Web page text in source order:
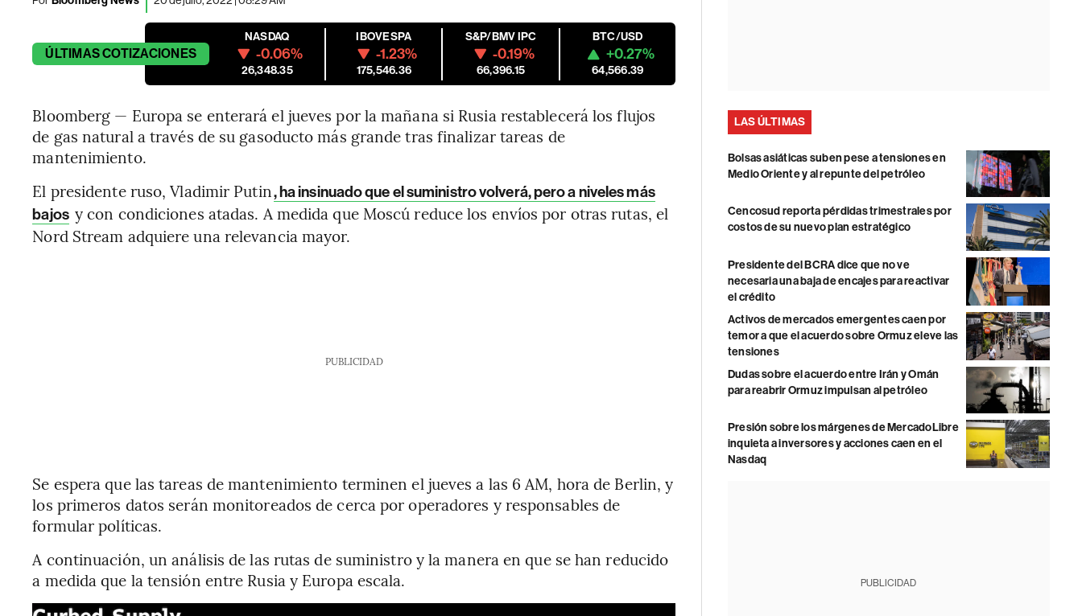
ÚLTIMASCOTIZACIONES
NASDAQ
-0.06%
26,348.35
IBOVESPA
-1.23%
175,546.36
S&P/BMV IPC
-0.19%
66,396.15
BTC/USD
+0.27%
64,566.39
Bloomberg — Europa se enterará el jueves por la mañana si Rusia restablecerá los flujos
de gas natural a través de su gasoducto más grande tras finalizar tareas de
mantenimiento.
El presidente ruso, Vladimir Putin, ha insinuado que el suministro volverá, pero a niveles más
bajos y con condiciones atadas. A medida que Moscú reduce los envíos por otras rutas, el
Nord Stream adquiere una relevancia mayor.
PUBLICIDAD
Se espera que las tareas de mantenimiento terminen el jueves a las 6 AM, hora de Berlin, y
los primeros datos serán monitoreados de cerca por operadores y responsables de
formular políticas.
A continuación, un análisis de las rutas de suministro y la manera en que se han reducido
a medida que la tensión entre Rusia y Europa escala.
LAS ÚLTIMAS
Bolsas asiáticas suben pese a tensiones en
Medio Oriente y al repunte del petróleo
Cencosud reporta pérdidas trimestrales por
costos de su nuevo plan estratégico
Presidente del BCRA dice que no ve
necesaria una baja de encajes para reactivar
el crédito
Activos de mercados emergentes caen por
temor a que el acuerdo sobre Ormuz eleve las
tensiones
Dudas sobre el acuerdo entre Irán y Omán
para reabrir Ormuz impulsan al petróleo
Presión sobre los márgenes de MercadoLibre
inquieta a inversores y acciones caen en el
Nasdaq
PUBLICIDAD